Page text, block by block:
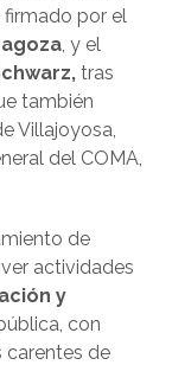
firmado por el
, y el
tras
también
Villajoyosa,
del COMA,
de
actividades
y
con
carentes de